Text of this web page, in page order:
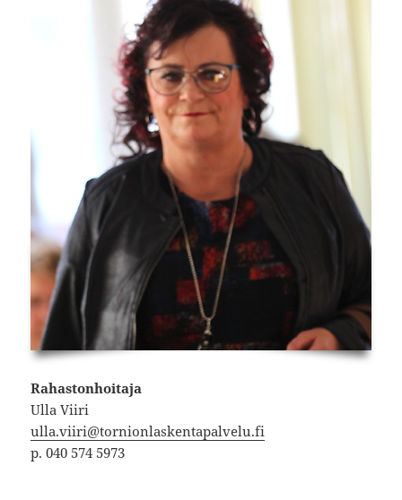
Rahastonhoitaja
Ulla Viiri
ulla.viiri@tornionlaskentapalvelu.fi
p. 040 574 5973